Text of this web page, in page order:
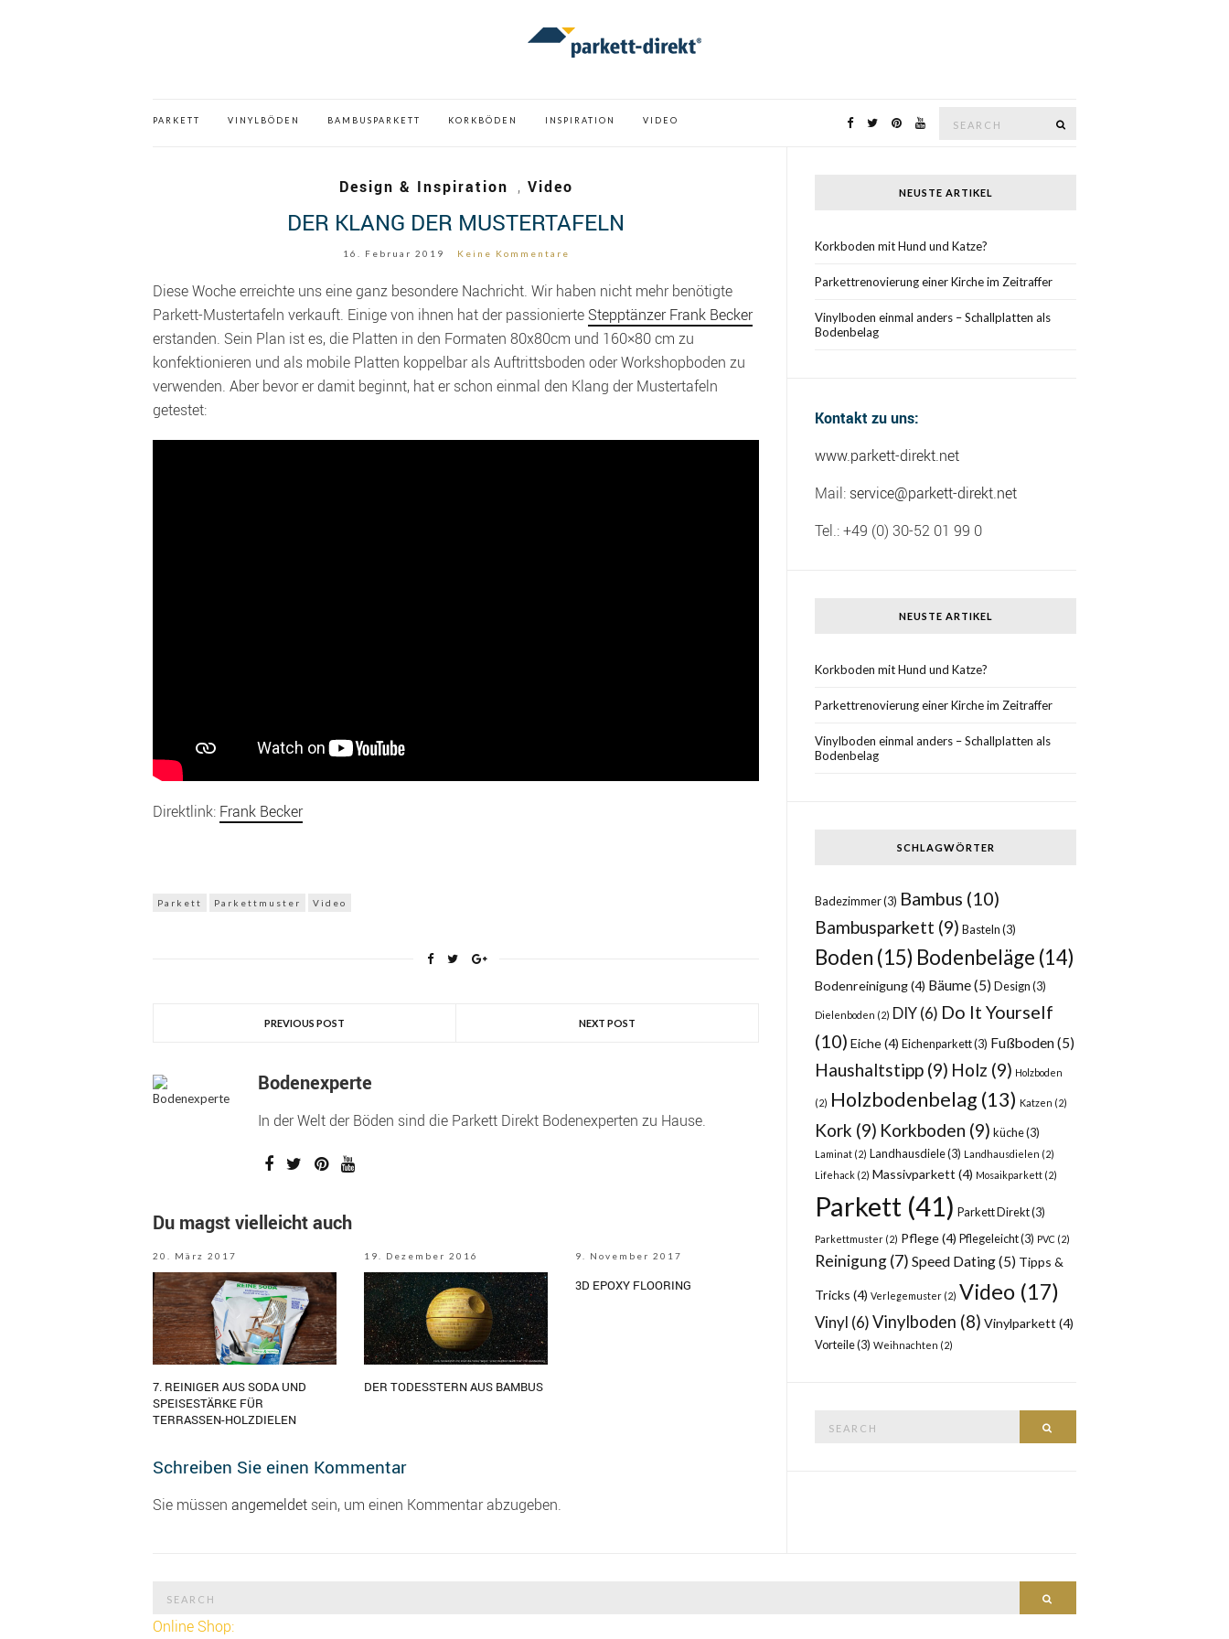
PARKETT VINYLBÖDEN BAMBUSPARKETT KORKBÖDEN INSPIRATION VIDEO
Design & Inspiration , Video
DER KLANG DER MUSTERTAFELN
16. Februar 2019 Keine Kommentare
Diese Woche erreichte uns eine ganz besondere Nachricht. Wir haben nicht mehr benötigte
Parkett-Mustertafeln verkauft. Einige von ihnen hat der passionierte Stepptänzer Frank Becker
erstanden. Sein Plan ist es, die Platten in den Formaten 80x80cm und 160×80 cm zu
konfektionieren und als mobile Platten koppelbar als Auftrittsboden oder Workshopboden zu
verwenden. Aber bevor er damit beginnt, hat er schon einmal den Klang der Mustertafeln
getestet:
Direktlink: Frank Becker
Parkett Parkettmuster Video
PREVIOUS POST NEXT POST
Bodenexperte
In der Welt der Böden sind die Parkett Direkt Bodenexperten zu Hause.
Du magst vielleicht auch
20. März 2017
7. REINIGER AUS SODA UND
SPEISESTÄRKE FÜR
TERRASSEN-HOLZDIELEN
19. Dezember 2016
DER TODESSTERN AUS BAMBUS
9. November 2017
3D EPOXY FLOORING
Schreiben Sie einen Kommentar
Sie müssen angemeldet sein, um einen Kommentar abzugeben.
NEUSTE ARTIKEL
Korkboden mit Hund und Katze?
Parkettrenovierung einer Kirche im Zeitraffer
Vinylboden einmal anders – Schallplatten als
Bodenbelag
Kontakt zu uns:
www.parkett-direkt.net
Mail: service@parkett-direkt.net
Tel.: +49 (0) 30-52 01 99 0
NEUSTE ARTIKEL
Korkboden mit Hund und Katze?
Parkettrenovierung einer Kirche im Zeitraffer
Vinylboden einmal anders – Schallplatten als
Bodenbelag
SCHLAGWÖRTER
Badezimmer(3) Bambus (10)
Bambusparkett (9) Basteln (3)
Boden (15) Bodenbeläge (14)
Bodenreinigung(4) Bäume(5) Design (3)
Dielenboden (2) DIY(6) Do It Yourself
(10) Eiche(4) Eichenparkett(3) Fußboden(5)
Haushaltstipp (9) Holz (9) Holzboden
(2) Holzbodenbelag (13) Katzen (2)
Kork (9) Korkboden (9) küche(3)
Laminat (2) Landhausdiele(3) Landhausdielen (2)
Lifehack (2) Massivparkett(4) Mosaikparkett (2)
Parkett (41) Parkett Direkt(3)
Parkettmuster (2) Pflege(4) Pflegeleicht(3) PVC (2)
Reinigung(7) Speed Dating(5) Tipps &
Tricks (4) Verlegemuster (2) Video (17)
Vinyl (6) Vinylboden (8) Vinylparkett(4)
Vorteile(3) Weihnachten (2)
Online Shop: